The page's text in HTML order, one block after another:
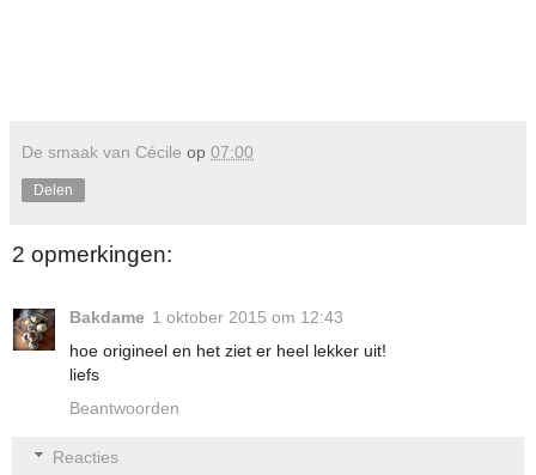
De smaak van Cécile op 07:00
Delen
2 opmerkingen:
Bakdame 1 oktober 2015 om 12:43
hoe origineel en het ziet er heel lekker uit!
liefs
Beantwoorden
Reacties